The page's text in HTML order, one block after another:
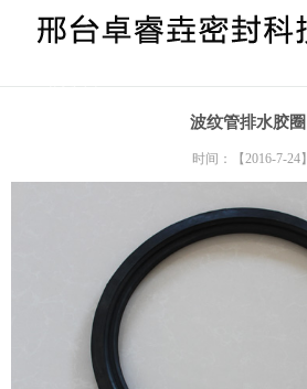
波纹管排水胶圈
时间：【2016-7-24】